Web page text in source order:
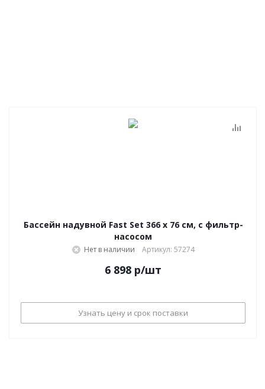
Бассейн надувной Fast Set 366 х 76 см, с фильтр-
насосом
Нет в наличии Артикул: 57274
6 898 р/шт
Узнать цену и срок поставки